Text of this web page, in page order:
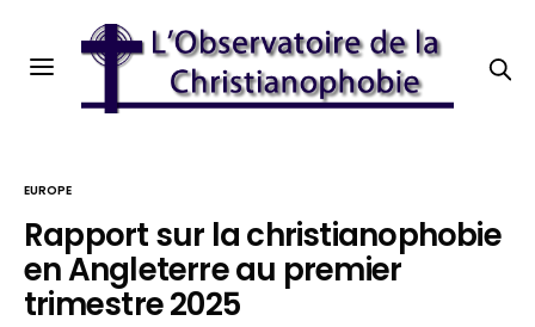
EUROPE
Rapport sur la christianophobie
en Angleterre au premier
trimestre 2025